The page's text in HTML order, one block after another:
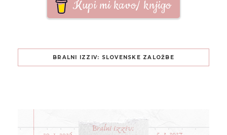
Kupi mi kavo/ knjigo
BRALNI IZZIV: SLOVENSKE ZALOŽBE